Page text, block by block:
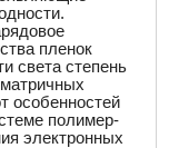
пленок
света степень
особенностей
полимер-
электронных